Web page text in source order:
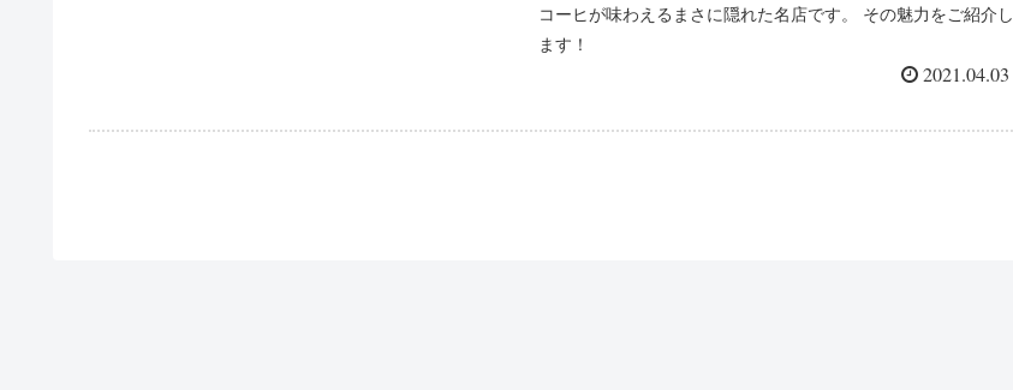
コーヒが味わえるまさに隠れた名店です。 その魅力をご紹介し
ます！
2021.04.03